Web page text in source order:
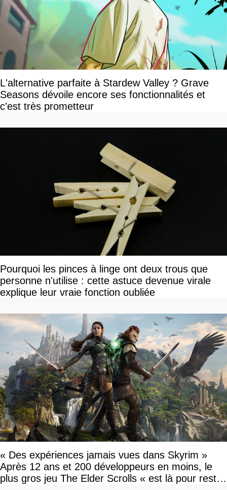
L'alternative parfaite à Stardew Valley ? Grave
Seasons dévoile encore ses fonctionnalités et
c'est très prometteur
Pourquoi les pinces à linge ont deux trous que
personne n'utilise : cette astuce devenue virale
explique leur vraie fonction oubliée
« Des expériences jamais vues dans Skyrim »
Après 12 ans et 200 développeurs en moins, le
plus gros jeu The Elder Scrolls « est là pour rester